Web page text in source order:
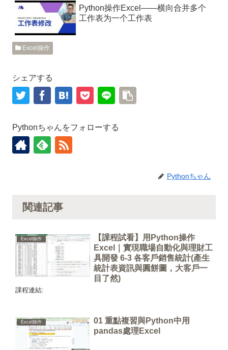
Python操作Excel——横向合并多个
工作表为一个工作表
Excel操作
シェアする
Pythonちゃんをフォローする
Pythonちゃん
関連記事
Excel操作
【課程試看】用Python操作
Excel｜實現職場自動化與理財工
具開發 6-3 各客戶銷售統計(產生
統計表資訊與圓餅圖，大客戶一
目了然)
課程連結:
Excel操作
01 重點複習與Python中用
pandas處理Excel